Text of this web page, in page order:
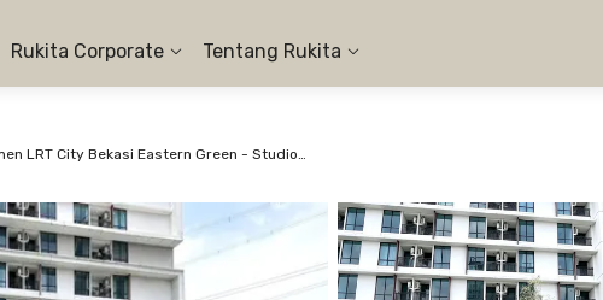
Rukita Corporate Tentang Rukita
Apartemen LRT City Bekasi Eastern Green - Studio City View #7